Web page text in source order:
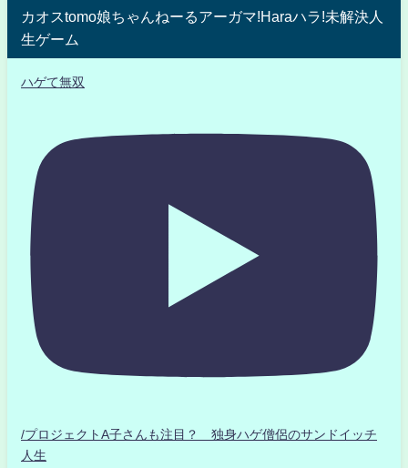
カオスtomo娘ちゃんねーるアーガマ!Haraハラ!未解決人
生ゲーム
ハゲて無双
/プロジェクトA子さんも注目？ 独身ハゲ僧侶のサンドイッチ
人生